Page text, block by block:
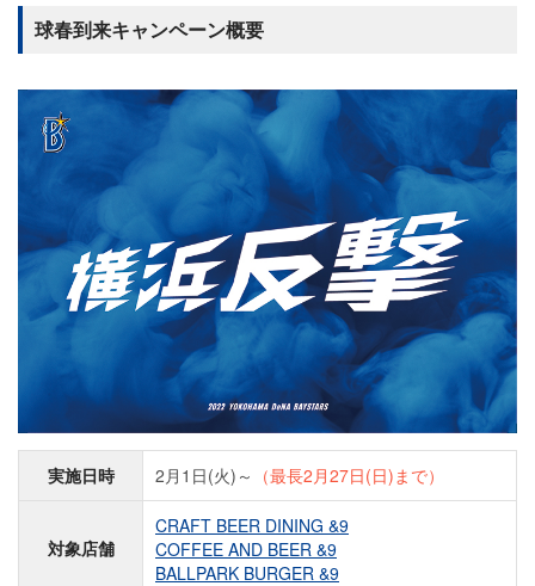
球春到来キャンペーン概要
実施日時 2月1日(火)～ （最長2月27日(日)まで）
対象店舗
CRAFT BEER DINING &9
COFFEE AND BEER &9
BALLPARK BURGER &9